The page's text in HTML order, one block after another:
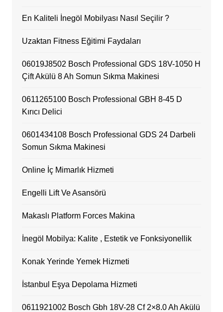
En Kaliteli İnegöl Mobilyası Nasıl Seçilir ?
Uzaktan Fitness Eğitimi Faydaları
06019J8502 Bosch Professional GDS 18V-1050 H
Çift Akülü 8 Ah Somun Sıkma Makinesi
0611265100 Bosch Professional GBH 8-45 D
Kırıcı Delici
0601434108 Bosch Professional GDS 24 Darbeli
Somun Sıkma Makinesi
Online İç Mimarlık Hizmeti
Engelli Lift Ve Asansörü
Makaslı Platform Forces Makina
İnegöl Mobilya: Kalite , Estetik ve Fonksiyonellik
Konak Yerinde Yemek Hizmeti
İstanbul Eşya Depolama Hizmeti
0611921002 Bosch Gbh 18V-28 Cf 2×8.0 Ah Akülü